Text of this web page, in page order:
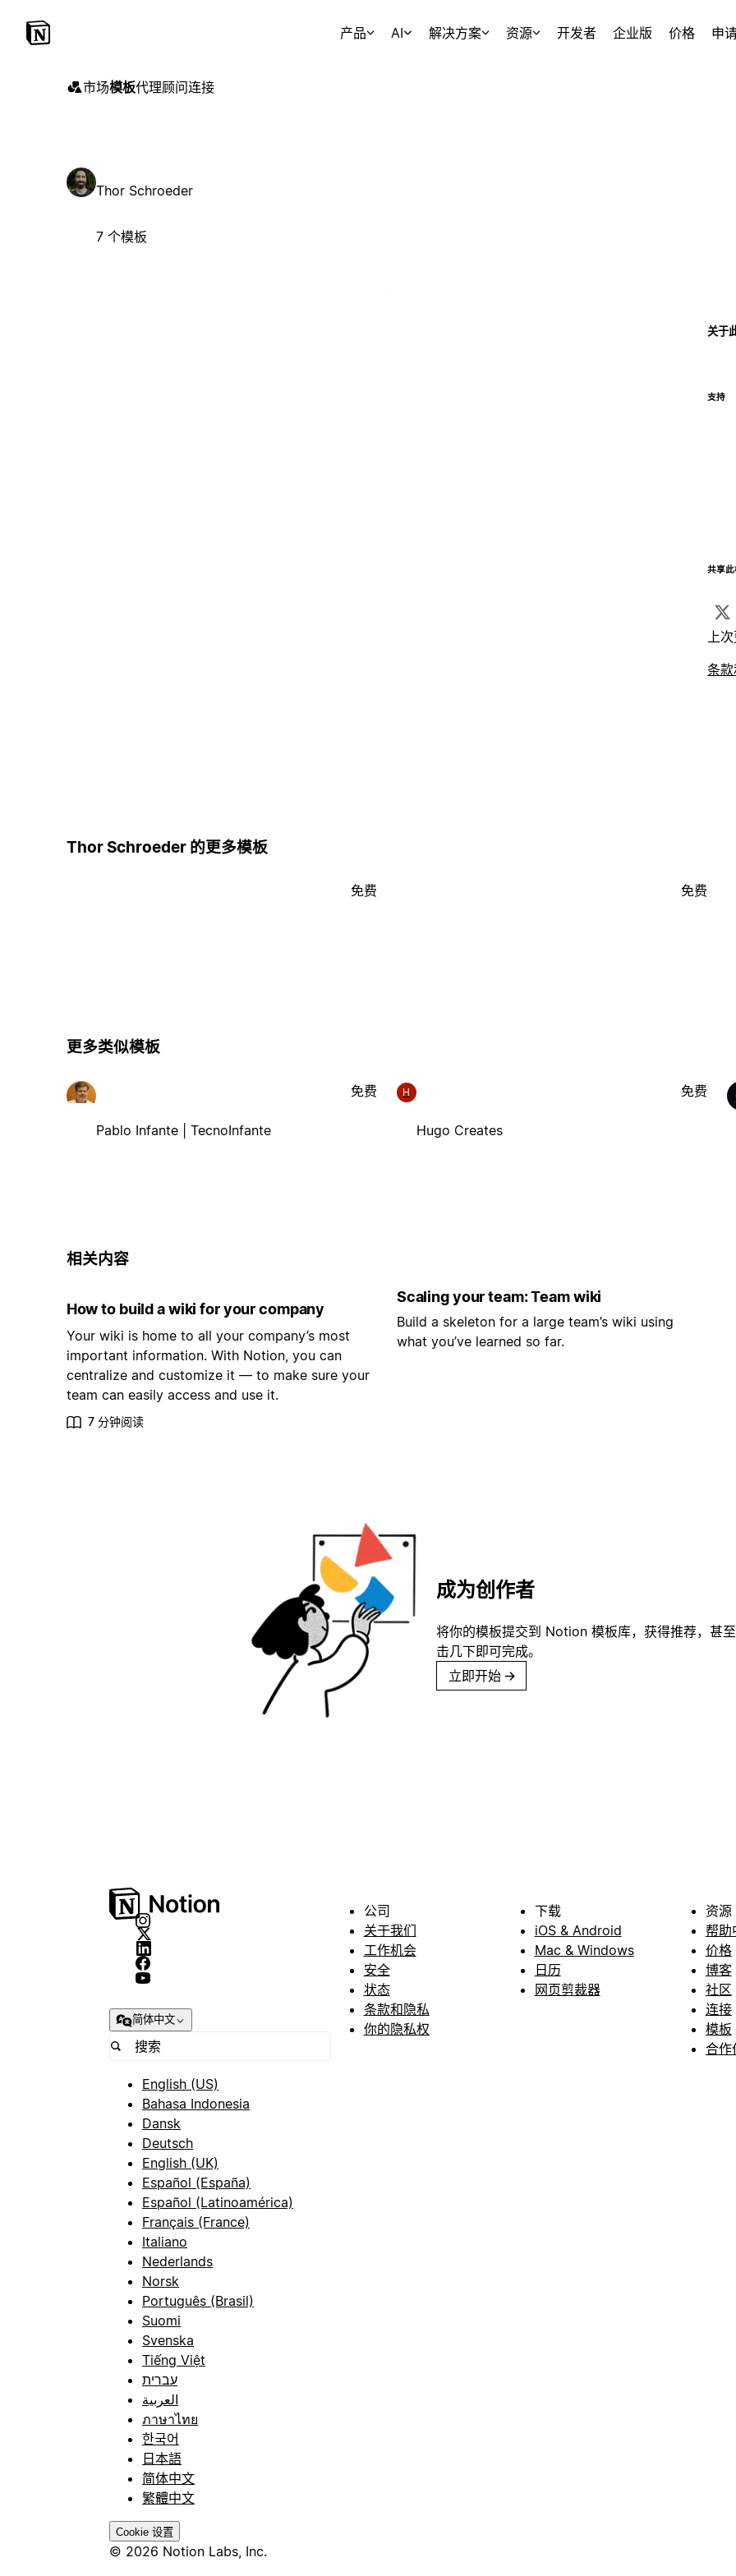
产品 AI 解决方案 资源 开发者 企业版 价格 申
市场模板代理顾问连接
Thor Schroeder
7 个模板
关于
支持
共享
上
条
Thor Schroeder 的更多模板
免费 免费
更多类似模板
Pablo Infante | TecnoInfante
免费 H
Hugo Creates
免费
相关内容
How to build a wiki for your company
Your wiki is home to all your company’s most
important information. With Notion, you can
centralize and customize it — to make sure your
team can easily access and use it.
7 分钟阅读
Scaling your team: Team wiki
Build a skeleton for a large team’s wiki using
what you’ve learned so far.
成为创作者
将你的模板提交到 Notion 模板库，获得推荐，甚
击几下即可完成。
立即开始 →
简体中文
English (US)
Bahasa Indonesia
Dansk
Deutsch
English (UK)
Español (España)
Español (Latinoamérica)
Français (France)
Italiano
Nederlands
Norsk
Português (Brasil)
Suomi
Svenska
Tiếng Việt
עברית
العربية
ภาษาไทย
한국어
日本語
简体中文
繁體中文
Cookie 设置
© 2026 Notion Labs, Inc.
公司
关于我们
工作机会
安全
状态
条款和隐私
你的隐私权
下载
iOS & Android
Mac & Windows
日历
网页剪裁器
资源
帮助
价格
博客
社区
连接
模板
合作